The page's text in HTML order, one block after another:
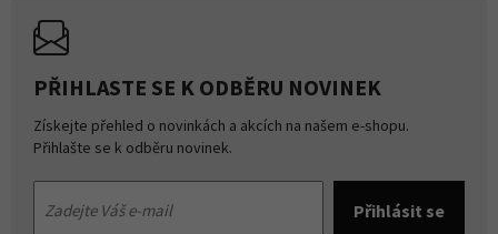
PŘIHLASTE SE K ODBĚRU NOVINEK
Získejte přehled o novinkách a akcích na našem e-shopu.
Přihlašte se k odběru novinek.